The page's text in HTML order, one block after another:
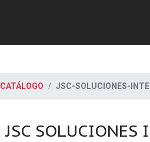
CATÁLOGO JSC-SOLUCIONES-
JSC SOLUCIONES